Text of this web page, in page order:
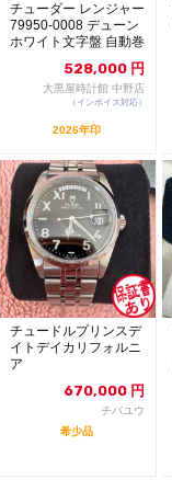
チューダー レンジャー
79950-0008 デューン
ホワイト文字盤 自動巻
528,000 円
大黒屋時計館 中野店
（インボイス対応）
2026年印
チュードルプリンスデ
イトデイカリフォルニ
ア
670,000 円
チバユウ
希少品